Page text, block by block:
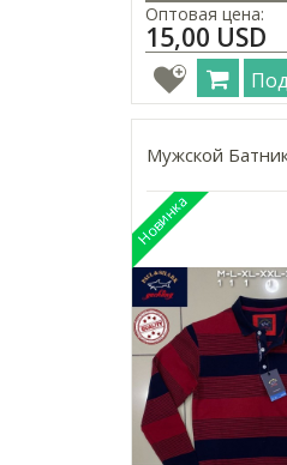
Оптовая цена:
15,00 USD
Мужской